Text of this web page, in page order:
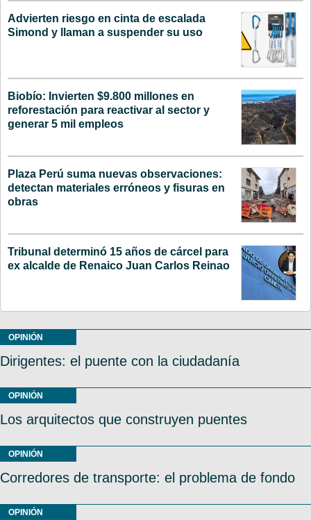
Advierten riesgo en cinta de escalada
Simond y llaman a suspender su uso
Biobío: Invierten $9.800 millones en
reforestación para reactivar al sector y
generar 5 mil empleos
Plaza Perú suma nuevas observaciones:
detectan materiales erróneos y fisuras en
obras
Tribunal determinó 15 años de cárcel para
ex alcalde de Renaico Juan Carlos Reinao
OPINIÓN
Dirigentes: el puente con la ciudadanía
OPINIÓN
Los arquitectos que construyen puentes
OPINIÓN
Corredores de transporte: el problema de fondo
OPINIÓN